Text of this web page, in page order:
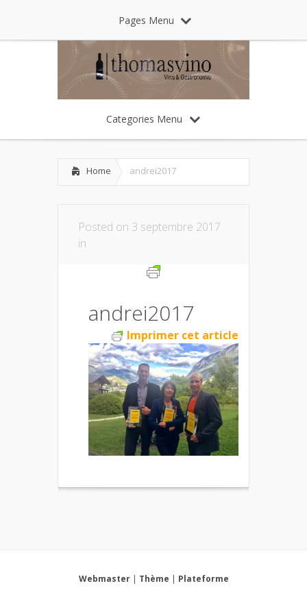
Pages Menu
Categories Menu
Home andrei2017
Posted on 3 septembre 2017
in
andrei2017
Imprimer cet article
Webmaster| Thème | Plateforme